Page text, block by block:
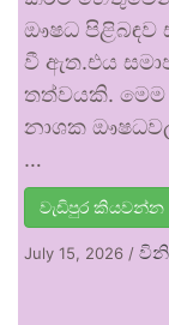
ඖෂධ පිළිබඳව
වී ඇත.එය
තත්වයකි. මෙම
නාශක ඖෂධවල
…
වැඩිපුර කියවන්න
July 15, 2026 /